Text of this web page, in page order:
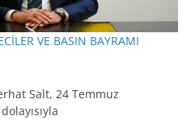
VE BASIN BAYRAMI
Salt, 24 Temmuz